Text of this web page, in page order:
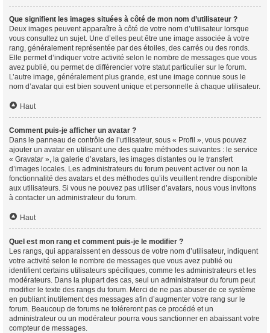
Que signifient les images situées à côté de mon nom d’utilisateur ?
Deux images peuvent apparaître à côté de votre nom d’utilisateur lorsque
vous consultez un sujet. Une d’elles peut être une image associée à votre
rang, généralement représentée par des étoiles, des carrés ou des ronds.
Elle permet d’indiquer votre activité selon le nombre de messages que vous
avez publié, ou permet de différencier votre statut particulier sur le forum.
L’autre image, généralement plus grande, est une image connue sous le
nom d’avatar qui est bien souvent unique et personnelle à chaque utilisateur.
Haut
Comment puis-je afficher un avatar ?
Dans le panneau de contrôle de l’utilisateur, sous « Profil », vous pouvez
ajouter un avatar en utilisant une des quatre méthodes suivantes : le service
« Gravatar », la galerie d’avatars, les images distantes ou le transfert
d’images locales. Les administrateurs du forum peuvent activer ou non la
fonctionnalité des avatars et des méthodes qu’ils veuillent rendre disponible
aux utilisateurs. Si vous ne pouvez pas utiliser d’avatars, nous vous invitons
à contacter un administrateur du forum.
Haut
Quel est mon rang et comment puis-je le modifier ?
Les rangs, qui apparaissent en dessous de votre nom d’utilisateur, indiquent
votre activité selon le nombre de messages que vous avez publié ou
identifient certains utilisateurs spécifiques, comme les administrateurs et les
modérateurs. Dans la plupart des cas, seul un administrateur du forum peut
modifier le texte des rangs du forum. Merci de ne pas abuser de ce système
en publiant inutilement des messages afin d’augmenter votre rang sur le
forum. Beaucoup de forums ne toléreront pas ce procédé et un
administrateur ou un modérateur pourra vous sanctionner en abaissant votre
compteur de messages.